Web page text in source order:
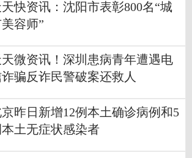
快资讯：沈阳市表彰800名“城
容师”
天微资讯！深圳患病青年遭遇电
骗反诈民警破案还救人
昨日新增12例本土确诊病例和5
土无症状感染者